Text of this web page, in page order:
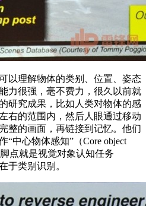
理解物体的类别、位置、姿态
力很强，毫不费力，很久以前就
研究成果，比如人类对物体的感
右的范围内，然后人眼通过移动
整的画面，再链接到记忆。他们
“中心物体感知”（Core object
点就是视觉对象认知任务
于类别识别。